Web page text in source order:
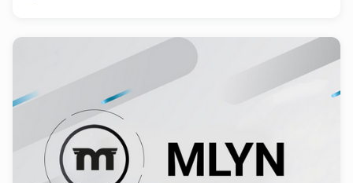
karikatürün çizgi romana özgü anlatım tekniklerinden
yararlanmaya başlamasıdır.